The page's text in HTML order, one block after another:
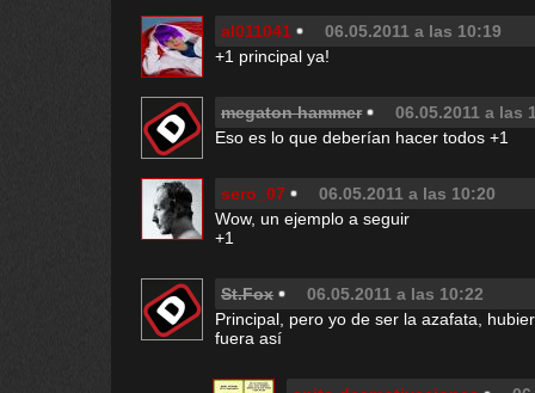
al011041
06.05.2011 a las 10:19
+1 principal ya!
megaton hammer
06.05.2011 a las
Eso es lo que deberían hacer todos +1
sero_07
06.05.2011 a las 10:20
Wow, un ejemplo a seguir
+1
St.Fox
06.05.2011 a las 10:22
Principal, pero yo de ser la azafata,
fuera así